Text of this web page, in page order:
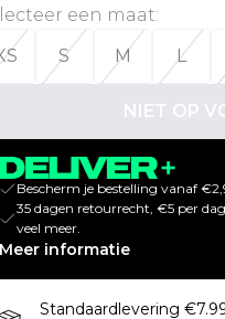
een maat:
S M L
NIET OP
Bescherm je bestelling vanaf
35 dagen retourrecht, €5 per
veel meer.
Meer informatie
Standaardlevering